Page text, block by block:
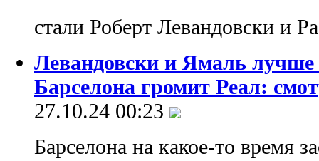
стали Роберт Левандовски и
Левандовски и Ямаль
Барселона громит Реал:
27.10.24 00:23
Барселона на какое-то время